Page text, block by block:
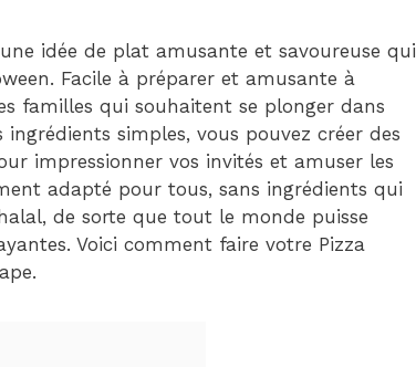
idée de plat amusante et savoureuse qui
Facile à préparer et amusante à
familles qui souhaitent se plonger dans
ingrédients simples, vous pouvez créer des
impressionner vos invités et amuser les
adapté pour tous, sans ingrédients qui
de sorte que tout le monde puisse
Voici comment faire votre Pizza